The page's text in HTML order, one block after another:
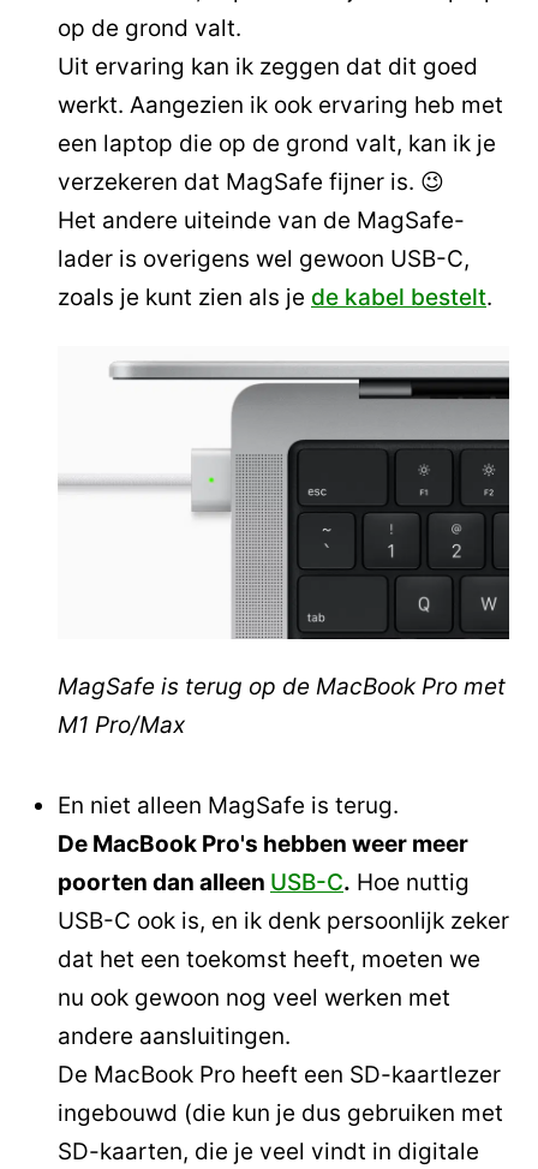
op de grond valt.
Uit ervaring kan ik zeggen dat dit goed
werkt. Aangezien ik ook ervaring heb met
een laptop die op de grond valt, kan ik je
verzekeren dat MagSafe fijner is. 😉
Het andere uiteinde van de MagSafe-
lader is overigens wel gewoon USB-C,
zoals je kunt zien als je de kabel bestelt.
MagSafe is terug op de MacBook Pro met
M1 Pro/Max
En niet alleen MagSafe is terug.
De MacBook Pro's hebben weer meer
poorten dan alleen USB-C. Hoe nuttig
USB-C ook is, en ik denk persoonlijk zeker
dat het een toekomst heeft, moeten we
nu ook gewoon nog veel werken met
andere aansluitingen.
De MacBook Pro heeft een SD-kaartlezer
ingebouwd (die kun je dus gebruiken met
SD-kaarten, die je veel vindt in digitale